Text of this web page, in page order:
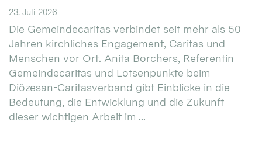
23. Juli 2026
Die Gemeindecaritas verbindet seit mehr als 50
Jahren kirchliches Engagement, Caritas und
Menschen vor Ort. Anita Borchers, Referentin
Gemeindecaritas und Lotsenpunkte beim
Diözesan-Caritasverband gibt Einblicke in die
Bedeutung, die Entwicklung und die Zukunft
dieser wichtigen Arbeit im ...